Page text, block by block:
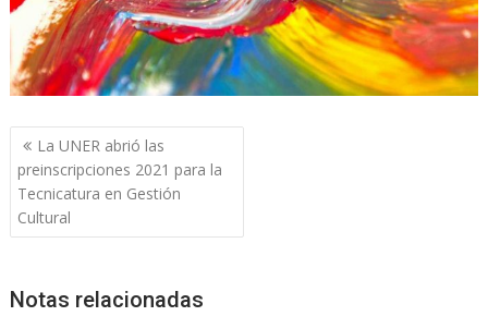
Navegación
de
entradas
La UNER abrió las
preinscripciones 2021 para la
Tecnicatura en Gestión
Cultural
Notas relacionadas